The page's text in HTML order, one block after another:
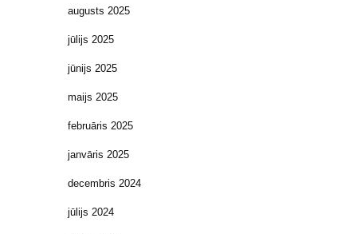
augusts 2025
jūlijs 2025
jūnijs 2025
maijs 2025
februāris 2025
janvāris 2025
decembris 2024
jūlijs 2024